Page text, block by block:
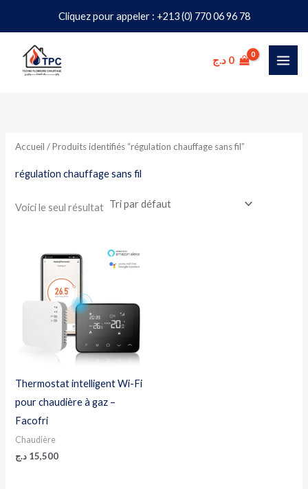
Cliquez pour appeler : +213 (0) 770 06 96 78
contenu
0 د.ج
Accueil / Produits identifiés “régulation chauffage sans fil”
régulation chauffage sans fil
Voici le seul résultat
Thermostat intelligent Wi-Fi
pour chaudière à gaz –
Facofri
Chaudière
15,500 د.ج